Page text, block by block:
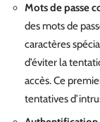
Mots de passe
des mots de
caractères
d’éviter la
accès. Ce
tentatives